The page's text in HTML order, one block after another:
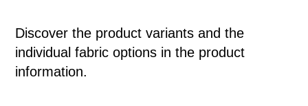
Discover the product variants and the
individual fabric options in the product
information.